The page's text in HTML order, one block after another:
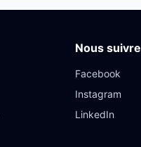
Nous suivre
Facebook
Instagram
LinkedIn